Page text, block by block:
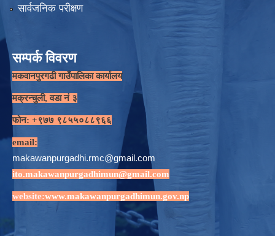
सार्वजनिक परीक्षण
सम्पर्क विवरण
मकवानपुरगढी गाउँपालिका कार्यालय
मक्रन्चुली, वडा नं ३
फोन: +९७७ ९८५५०८८९६६
email:
makawanpurgadhi.rmc@gmail.com
ito.makawanpurgadhimun@gmail.com
website:www.makawanpurgadhimun.gov.np